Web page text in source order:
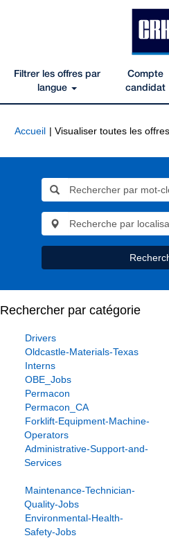
Filtrer les offres par
langue
Compte
candidat
Accueil | Visualiser toutes les
Rechercher par catégorie
Drivers
Oldcastle-Materials-Texas
Interns
OBE_Jobs
Permacon
Permacon_CA
Forklift-Equipment-Machine-
Operators
Administrative-Support-and-
Services
Maintenance-Technician-
Quality-Jobs
Environmental-Health-
Safety-Jobs